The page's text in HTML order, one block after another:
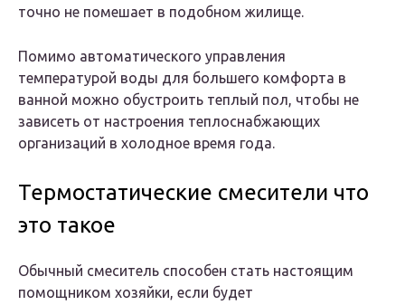
точно не помешает в подобном жилище.
Помимо автоматического управления
температурой воды для большего комфорта в
ванной можно обустроить теплый пол, чтобы не
зависеть от настроения теплоснабжающих
организаций в холодное время года.
Термостатические смесители что
это такое
Обычный смеситель способен стать настоящим
помощником хозяйки, если будет